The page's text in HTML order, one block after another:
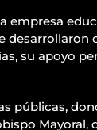
su apoyo
públicas,